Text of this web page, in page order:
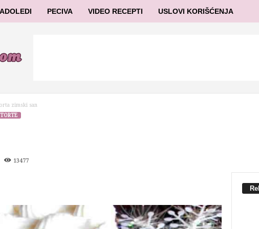
PECIVA VIDEO RECEPTI USLOVI KORIŠĆENJA
zimski san
13477